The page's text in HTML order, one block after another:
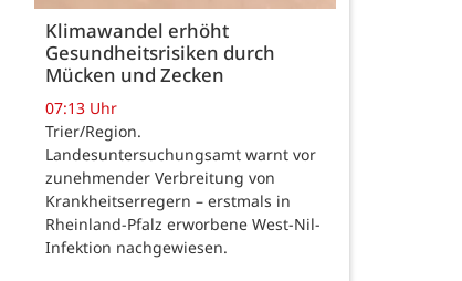
Klimawandel erhöht
Gesundheitsrisiken durch
Mücken und Zecken
07:13 Uhr
Trier/Region.
Landesuntersuchungsamt warnt vor
zunehmender Verbreitung von
Krankheitserregern – erstmals in
Rheinland-Pfalz erworbene West-Nil-
Infektion nachgewiesen.